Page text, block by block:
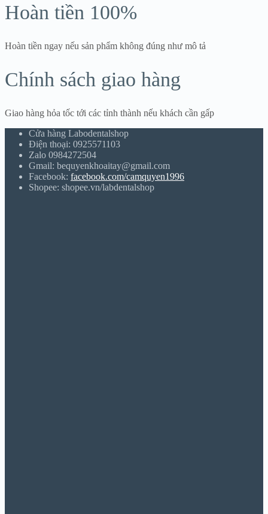
Hoàn tiền 100%
Hoàn tiền ngay nếu sản phẩm không đúng như mô tả
Chính sách giao hàng
Giao hàng hỏa tốc tới các tỉnh thành nếu khách cần gấp
Cửa hàng Labodentalshop
Điện thoại: 0925571103
Zalo 0984272504
Gmail: bequyenkhoaitay@gmail.com
Facebook: facebook.com/camquyen1996
Shopee: shopee.vn/labdentalshop